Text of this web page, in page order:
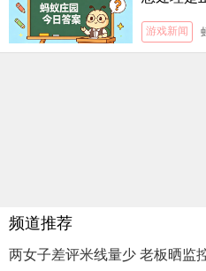
游戏新闻
频道推荐
两女子差评米线量少 老板晒监